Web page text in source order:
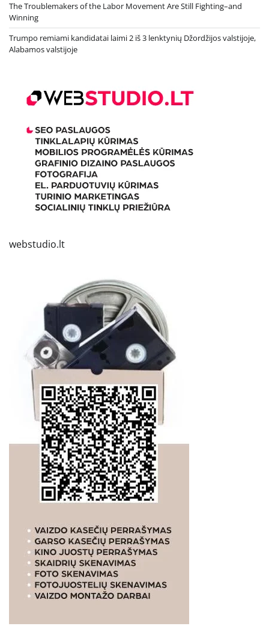
The Troublemakers of the Labor Movement Are Still Fighting–and
Winning
Trumpo remiami kandidatai laimi 2 iš 3 lenktynių Džordžijos valstijoje,
Alabamos valstijoje
webstudio.lt